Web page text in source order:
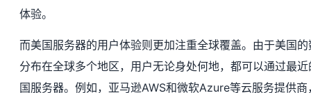
体验。
而美国服务器的用户体验则更加注重全球覆盖。由于美国
分布在全球多个地区，用户无论身处何地，都可以通过最
国服务器。例如，亚马逊AWS和微软Azure等云服务提供